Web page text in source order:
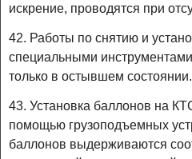
искрение, проводятся при
42. Работы по снятию и
специальными
только в остывшем состоянии.
43. Установка баллонов на
помощью грузоподъемных
баллонов выдерживаются